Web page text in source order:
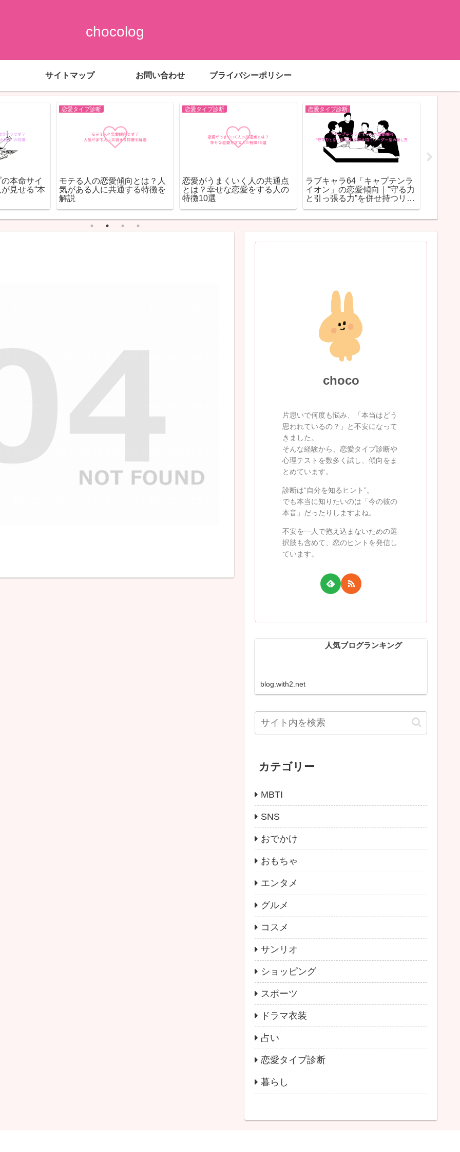
chocolog
サイトマップ お問い合わせ プライバシーポリシー
吉高由里子と松下洸平付き合
ってる？2人のﾂｲｯﾀｰ(x)も
うさぎ系男子×犬系女子の相性
は？恋愛の特徴・うまくいく
コツを徹底解説
ラブキャラ64「敏腕マネージ
ャー」の本命サイン｜静かな
行動に隠された“本気の証拠”
年下男性あるある｜
行動・心理・付き合
を徹底解説
choco
片思いで何度も悩み、「本当はどう
思われているの？」と不安になって
きました。
そんな経験から、恋愛タイプ診断や
心理テストを数多く試し、傾向をま
とめています。
診断は“自分を知るヒント”。
でも本当に知りたいのは「今の彼の
本音」だったりしますよね。
不安を一人で抱え込まないための選
択肢も含めて、恋のヒントを発信し
ています。
人気ブログランキング
blog.with2.net
カテゴリー
MBTI
SNS
おでかけ
おもちゃ
エンタメ
グルメ
コスメ
サンリオ
ショッピング
スポーツ
ドラマ衣装
占い
恋愛タイプ診断
暮らし